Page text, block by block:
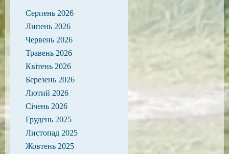
Серпень 2026
Липень 2026
Червень 2026
Травень 2026
Квітень 2026
Березень 2026
Лютий 2026
Січень 2026
Грудень 2025
Листопад 2025
Жовтень 2025